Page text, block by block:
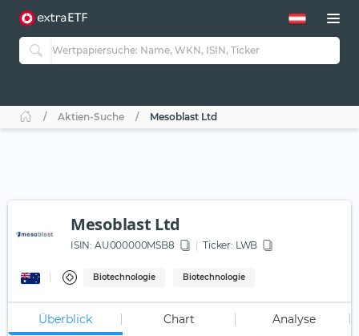
Aktien-Suche Mesoblast Ltd
Mesoblast Ltd
ISIN: AU000000MSB8 Ticker: LWB
Biotechnologie Biotechnologie
Überblick Chart Analyse